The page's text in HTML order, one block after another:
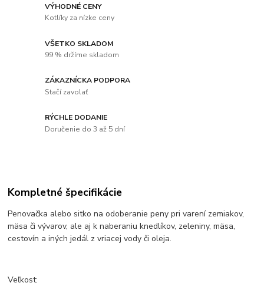
VÝHODNÉ CENY
Kotlíky za nízke ceny
VŠETKO SKLADOM
99 % držíme skladom
ZÁKAZNÍCKA PODPORA
Stačí zavolať
RÝCHLE DODANIE
Doručenie do 3 až 5 dní
Kompletné špecifikácie
Penovačka alebo sitko na odoberanie peny pri varení zemiakov,
mäsa či vývarov, ale aj k naberaniu knedlíkov, zeleniny, mäsa,
cestovín a iných jedál z vriacej vody či oleja.
Veľkost: